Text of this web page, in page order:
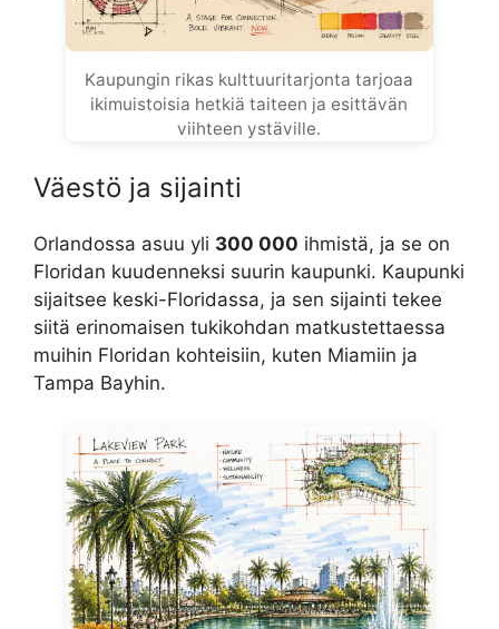
Kaupungin rikas kulttuuritarjonta tarjoaa
ikimuistoisia hetkiä taiteen ja esittävän
viihteen ystäville.
Väestö ja sijainti
Orlandossa asuu yli 300 000 ihmistä, ja se on
Floridan kuudenneksi suurin kaupunki. Kaupunki
sijaitsee keski-Floridassa, ja sen sijainti tekee
siitä erinomaisen tukikohdan matkustettaessa
muihin Floridan kohteisiin, kuten Miamiin ja
Tampa Bayhin.